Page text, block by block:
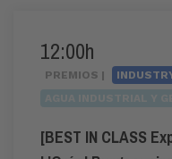
12:00h
PREMIOS |
[BEST IN CLASS